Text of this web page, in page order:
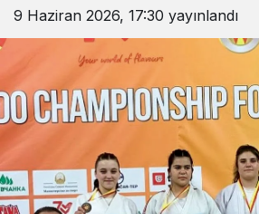
9 Haziran 2026, 17:30 yayınlandı